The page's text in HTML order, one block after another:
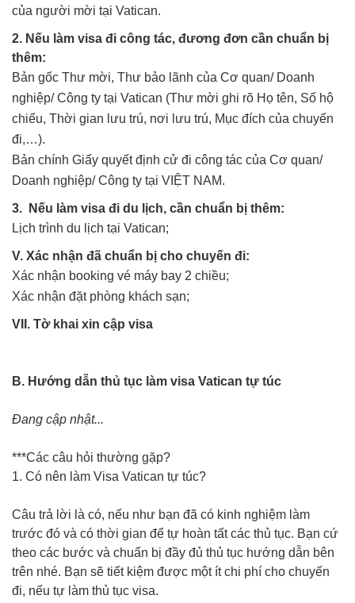
của người mời tại Vatican.
2. Nếu làm visa đi công tác, đương đơn cần chuẩn bị
thêm:
Bản gốc Thư mời, Thư bảo lãnh của Cơ quan/ Doanh
nghiệp/ Công ty tại Vatican (Thư mời ghi rõ Họ tên, Số hộ
chiếu, Thời gian lưu trú, nơi lưu trú, Mục đích của chuyến
đi,…).
Bản chính Giấy quyết định cử đi công tác của Cơ quan/
Doanh nghiệp/ Công ty tại VIỆT NAM.
3. Nếu làm visa đi du lịch, cần chuẩn bị thêm:
Lịch trình du lịch tại Vatican;
V. Xác nhận đã chuẩn bị cho chuyến đi:
Xác nhận booking vé máy bay 2 chiều;
Xác nhận đặt phòng khách sạn;
VII. Tờ khai xin cập visa
B. Hướng dẫn thủ tục làm visa Vatican tự túc
Đang cập nhật...
***Các câu hỏi thường gặp?
1. Có nên làm Visa Vatican tự túc?
Câu trả lời là có, nếu như bạn đã có kinh nghiệm làm
trước đó và có thời gian để tự hoàn tất các thủ tục. Bạn cứ
theo các bước và chuẩn bị đầy đủ thủ tục hướng dẫn bên
trên nhé. Bạn sẽ tiết kiệm được một ít chi phí cho chuyến
đi, nếu tự làm thủ tục visa.